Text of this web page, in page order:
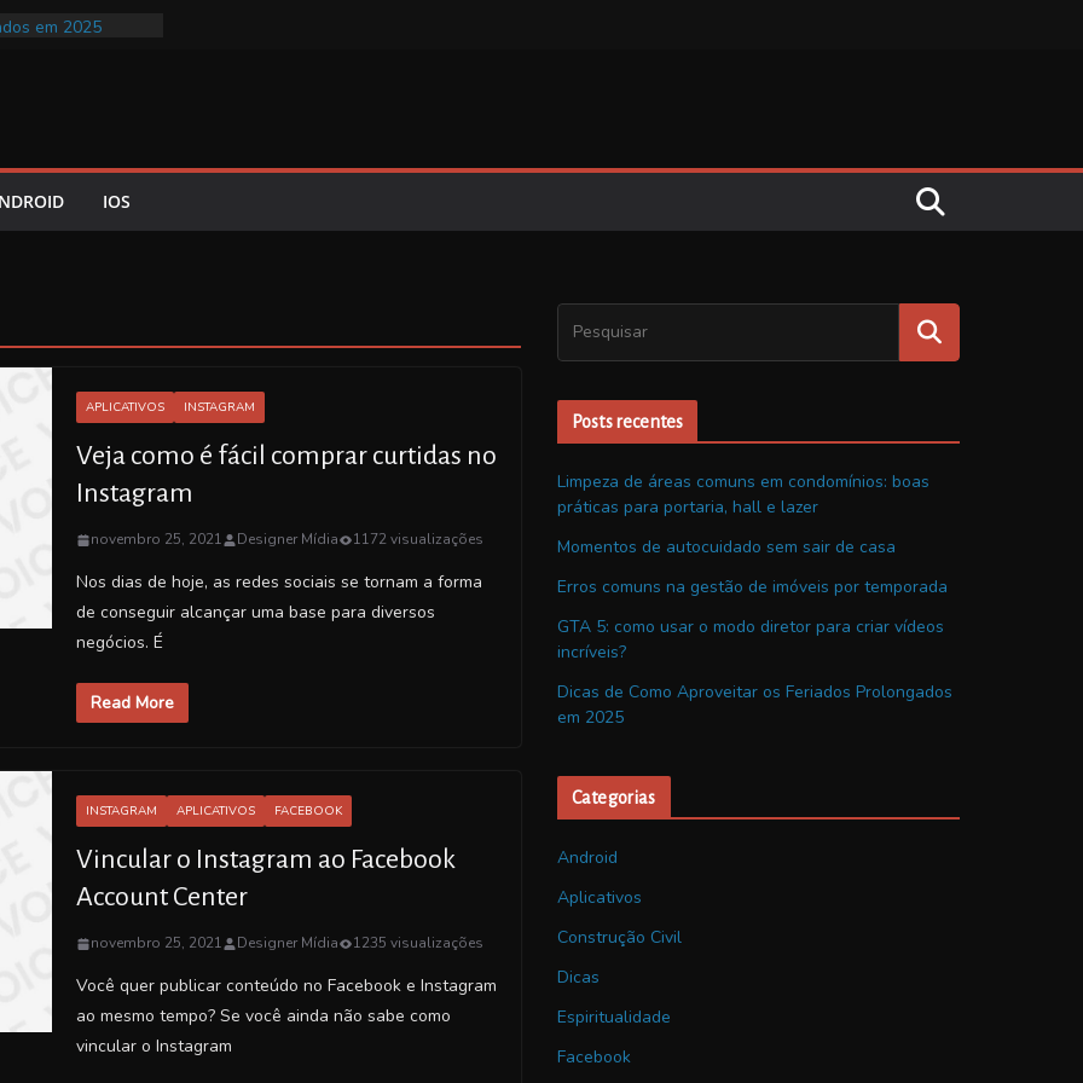
em 2025
o modo diretor
IOS
APLICATIVOS INSTAGRAM
Veja como é fácil comprar curtidas no
Instagram
novembro 25, 2021 Designer Mídia 1172 visualizações
Nos dias de hoje, as redes sociais se tornam a forma
de conseguir alcançar uma base para diversos
negócios. É
Read More
INSTAGRAM APLICATIVOS FACEBOOK
Vincular o Instagram ao Facebook
Account Center
novembro 25, 2021 Designer Mídia 1235 visualizações
Você quer publicar conteúdo no Facebook e Instagram
ao mesmo tempo? Se você ainda não sabe como
vincular o Instagram
Posts recentes
Limpeza de áreas comuns em condomínios: boas
práticas para portaria, hall e lazer
Momentos de autocuidado sem sair de casa
Erros comuns na gestão de imóveis por temporada
GTA 5: como usar o modo diretor para criar vídeos
incríveis?
Dicas de Como Aproveitar os Feriados Prolongados
em 2025
Categorias
Android
Aplicativos
Construção Civil
Dicas
Espiritualidade
Facebook